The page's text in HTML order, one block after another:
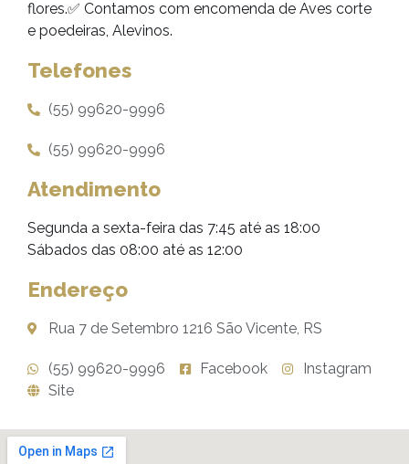
flores.✅ Contamos com encomenda de Aves corte
e poedeiras, Alevinos.
Telefones
(55) 99620-9996
(55) 99620-9996
Atendimento
Segunda a sexta-feira das 7:45 até as 18:00
Sábados das 08:00 até as 12:00
Endereço
Rua 7 de Setembro 1216 São Vicente, RS
(55) 99620-9996 Facebook
Instagram
Site